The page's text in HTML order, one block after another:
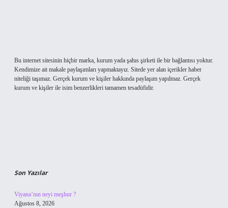
Bu internet sitesinin hiçbir marka, kurum yada şahıs şirketi ile bir bağlantısı yoktur.
Kendimize ait makale paylaşımları yapmaktayız. Sitede yer alan içerikler haber
niteliği taşımaz. Gerçek kurum ve kişiler hakkında paylaşım yapılmaz. Gerçek
kurum ve kişiler ile isim benzerlikleri tamamen tesadüfidir.
Son Yazılar
Viyana’nın neyi meşhur ?
Ağustos 8, 2026